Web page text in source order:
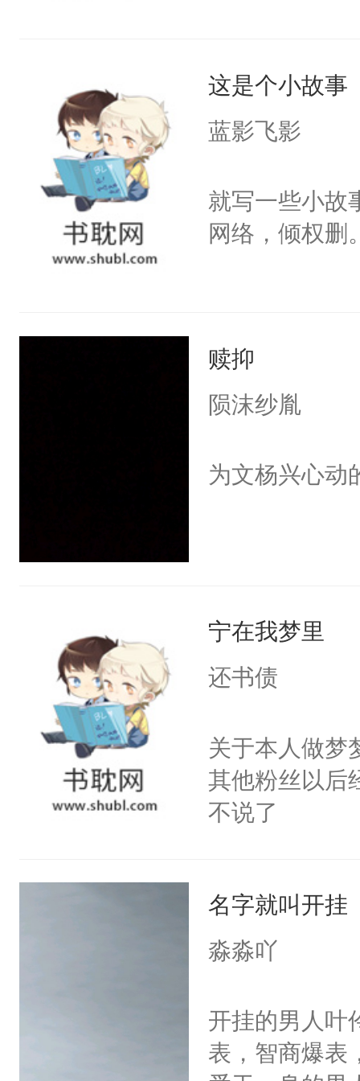
这是个小故事
蓝影飞影
就写一些小故
网络，倾权删
赎抑
陨沫纱胤
为文杨兴心动
宁在我梦里
还书债
关于本人做梦
其他粉丝以后
不说了
名字就叫开挂
淼淼吖
开挂的男人叶
表，智商爆表